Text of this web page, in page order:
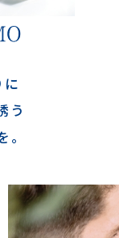
う